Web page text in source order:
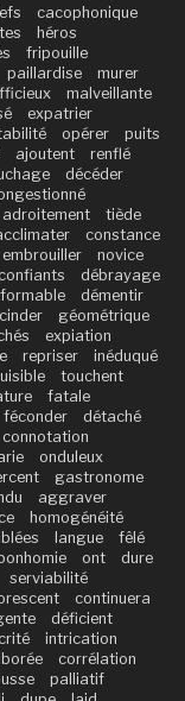
cacophonique
héros
fripouille
paillardise
murer
malveillante
expatrier
opérer
puits
ajoutent
renflé
décéder
adroitement
tiède
constance
embrouiller
novice
confiants
débrayage
démentir
géométrique
expiation
repriser
inéduqué
touchent
fatale
féconder
détaché
connotation
onduleux
gastronome
aggraver
homogénéité
langue
fêlé
ont
dure
serviabilité
continuera
déficient
intrication
corrélation
palliatif